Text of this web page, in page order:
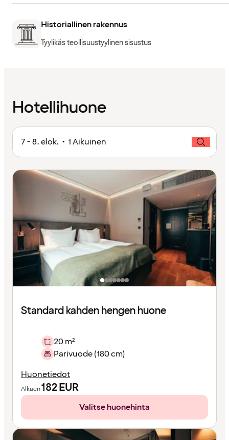
Historiallinen rakennus
Tyylikäs teollisuustyylinen sisustus
Hotellihuone
7 - 8. elok. • 1 Aikuinen
Standard kahden hengen huone
20 m²
Parivuode (180 cm)
Huonetiedot
Alkaen182EUR
Valitse huonehinta